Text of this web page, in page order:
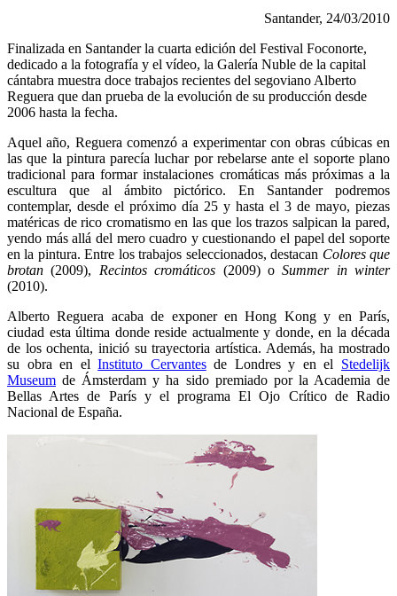
Santander, 24/03/2010
Finalizada en Santander la cuarta edición del Festival Foconorte,
dedicado a la fotografía y el vídeo, la Galería Nuble de la capital
cántabra muestra doce trabajos recientes del segoviano Alberto
Reguera que dan prueba de la evolución de su producción desde
2006 hasta la fecha.
Aquel año, Reguera comenzó a experimentar con obras cúbicas en
las que la pintura parecía luchar por rebelarse ante el soporte plano
tradicional para formar instalaciones cromáticas más próximas a la
escultura que al ámbito pictórico. En Santander podremos
contemplar, desde el próximo día 25 y hasta el 3 de mayo, piezas
matéricas de rico cromatismo en las que los trazos salpican la pared,
yendo más allá del mero cuadro y cuestionando el papel del soporte
en la pintura. Entre los trabajos seleccionados, destacan Colores que
brotan (2009), Recintos cromáticos (2009) oSummer in winter
(2010).
Alberto Reguera acaba de exponer en Hong Kong y en París,
ciudad esta última donde reside actualmente y donde, en la década
de los ochenta, inició su trayectoria artística. Además, ha mostrado
su obra en elInstituto Cervantesde Londres y en el Stedelijk
Museum de Ámsterdam y ha sido premiado por la Academia de
Bellas Artes de París y el programa El Ojo Crítico de Radio
Nacional de España.